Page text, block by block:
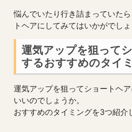
悩んでいたり行き詰まっていた
トヘアにしてみてはいかがでしょ
運気アップを狙って
するおすすめのタイ
運気アップを狙ってショートヘ
いいのでしょうか。
おすすめのタイミングを3つ紹介